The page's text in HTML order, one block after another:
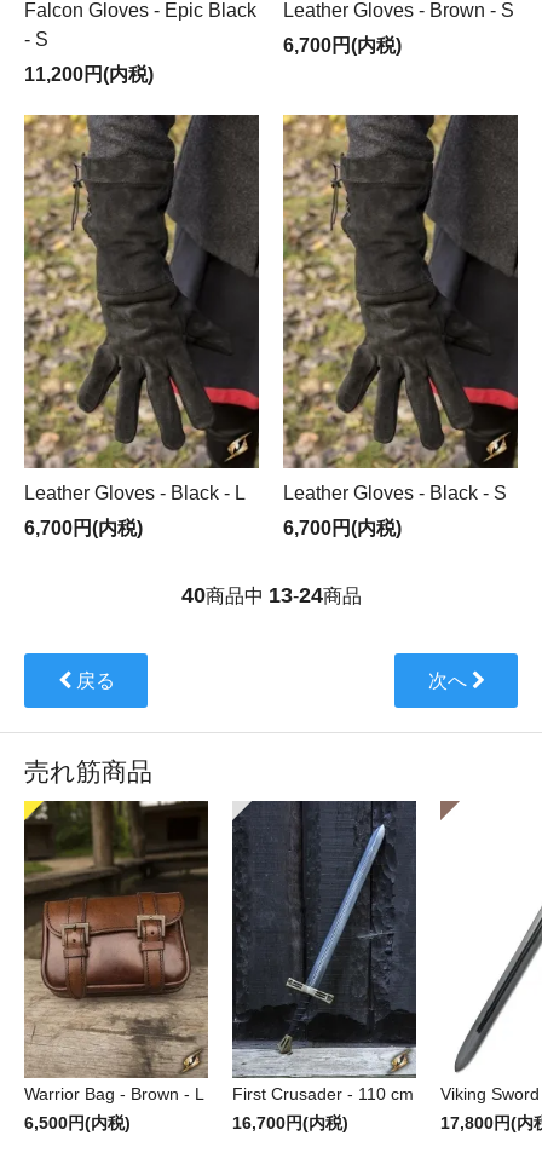
Falcon Gloves - Epic Black
- S
11,200円(内税)
Leather Gloves - Brown - S
6,700円(内税)
Leather Gloves - Black - L
6,700円(内税)
Leather Gloves - Black - S
6,700円(内税)
40商品中 13-24商品
戻る 次へ
売れ筋商品
Warrior Bag - Brown - L
6,500円(内税)
First Crusader - 110 cm
16,700円(内税)
Viking Sword
17,800円(内